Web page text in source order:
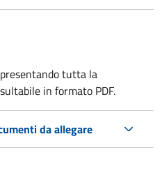
tutta la
in formato PDF.
da allegare